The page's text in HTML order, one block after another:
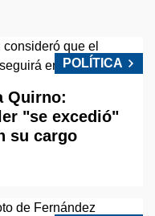
POLÍTICA
Quirno:
"se excedió"
su cargo